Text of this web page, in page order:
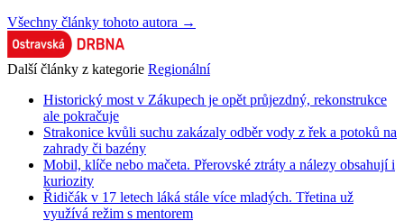
Všechny články tohoto autora →
Další články z kategorie Regionální
Historický most v Zákupech je opět průjezdný, rekonstrukce
ale pokračuje
Strakonice kvůli suchu zakázaly odběr vody z řek a potoků na
zahrady či bazény
Mobil, klíče nebo mačeta. Přerovské ztráty a nálezy obsahují i
kuriozity
Řidičák v 17 letech láká stále více mladých. Třetina už
využívá režim s mentorem